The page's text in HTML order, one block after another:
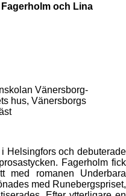
och Lina
Vänersborg-
hus, Vänersborgs
Helsingfors och debuterade
Fagerholm fick
med romanen Underbara
med Runebergspriset,